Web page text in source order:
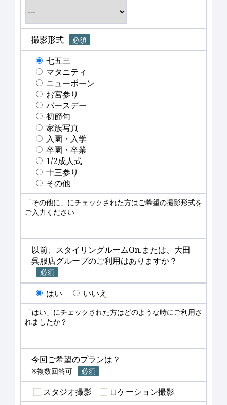
撮影形式 必須
七五三
マタニティ
ニューボーン
お宮参り
バースデー
初節句
家族写真
入園・入学
卒園・卒業
1/2成人式
十三参り
その他
「その他に」にチェックされた方はご希望の撮影形式を
ご入力ください
以前、スタイリングルームOn.または、大田
呉服店グループのご利用はありますか？
必須
はい いいえ
「はい」にチェックされた方はどのような時にご利用さ
れましたか？
今回ご希望のプランは？
※複数回答可 必須
スタジオ撮影
ロケーション撮影